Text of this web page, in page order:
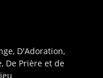
D'Adoration,
De Prière et de